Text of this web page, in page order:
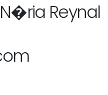
Reynal